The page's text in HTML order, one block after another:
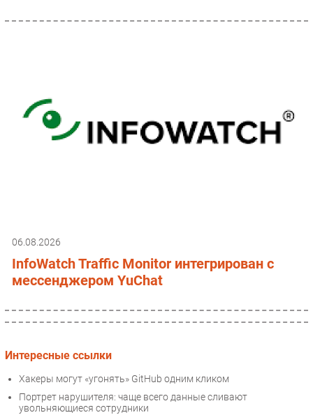
06.08.2026
InfoWatch Traffic Monitor интегрирован с
мессенджером YuChat
Интересные ссылки
Хакеры могут «угонять» GitHub одним кликом
Портрет нарушителя: чаще всего данные сливают
увольняющиеся сотрудники